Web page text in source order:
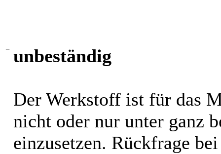
− unbeständig
Der Werkstoff ist für das
nicht oder nur unter ganz
einzusetzen. Rückfrage